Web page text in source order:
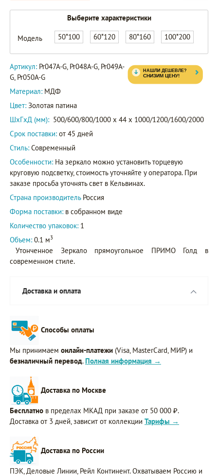
Выберите характеристики
Модель 50*100 60*120 80*160
100*200
G
Pr048A-
G
Pr049A-
G
Артикул: Pr047A-G, Pr048A-G, Pr049A-
G, Pr050A-G
Материал: МДФ
Цвет: Золотая патина
ШxГxД (мм): 500/600/800/1000 x 44 x 1000/1200/1600/2000
Срок поставки: от 45 дней
Стиль: Современный
Особенности: На зеркало можно установить торцевую
круговую подсветку, стоимость уточняйте у оператора. При
заказе просьба уточнять свет в Кельвинах.
Страна производитель Россия
Форма поставки: в собранном виде
Количество упаковок: 1
Объем: 0.1 м3
Утонченное Зеркало прямоугольное ПРИМО Голд в
современном стиле.
Доставка и оплата
Способы оплаты
Мы принимаем онлайн-платежи (Visa, MasterCard, МИР) и
безналичный перевод. Полная информация →
Доставка по Москве
Бесплатно в пределах МКАД при заказе от 50 000 ₽.
Доставка от 3 дней, зависит от коллекции Тарифы →
Доставка по России
ПЭК, Деловые Линии, Рейл Континент. Охватываем Россию и